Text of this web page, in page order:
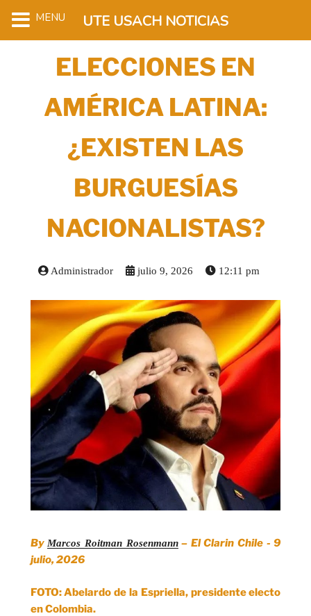
ELECCIONES EN
AMÉRICA LATINA:
¿EXISTEN LAS
BURGUESÍAS
NACIONALISTAS?
Administrador julio 9, 2026 12:11 pm
ByMarcos Roitman Rosenmann– El Clarin Chile - 9
julio, 2026
FOTO: Abelardo de la Espriella, presidente electo
en Colombia.
MENU UTE USACH NOTICIAS